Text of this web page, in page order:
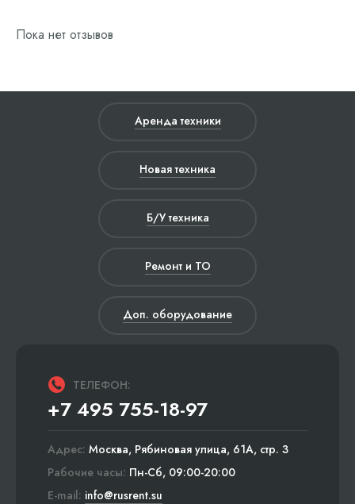
Пока нет отзывов
Аренда техники
Новая техника
Б/У техника
Ремонт и ТО
Доп. оборудование
ТЕЛЕФОН:
+7 495 755-18-97
Адрес: Москва, Рябиновая улица, 61А, стр. 3
Рабочие часы: Пн-Сб, 09:00-20:00
E-mail: info@rusrent.su